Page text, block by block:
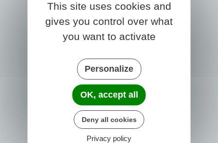
PRIGONRIEUX
1 Place du Groupe Loiseau
24130 Prigonrieux
France
This site uses cookies and
gives you control over what
you want to activate
Personalize
OK, accept all
Deny all cookies
Privacy policy